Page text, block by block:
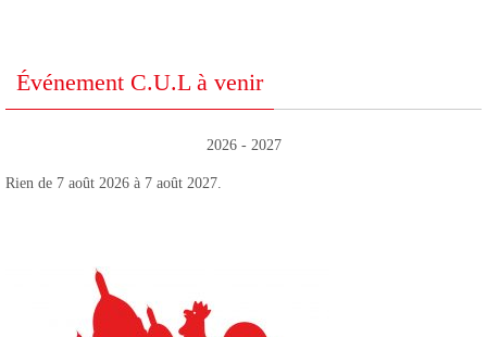
Événement C.U.L à venir
2026 - 2027
Rien de 7 août 2026 à 7 août 2027.